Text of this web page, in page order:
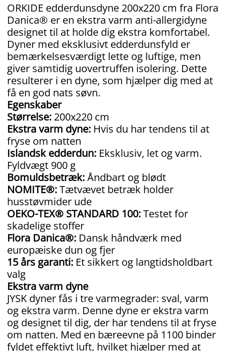
ORKIDE edderdunsdyne 200x220 cm fra Flora
Danica® er en ekstra varm anti-allergidyne
designet til at holde dig ekstra komfortabel.
Dyner med eksklusivt edderdunsfyld er
bemærkelsesværdigt lette og luftige, men
giver samtidig uovertruffen isolering. Dette
resulterer i en dyne, som hjælper dig med at
få en god nats søvn.
Egenskaber
Størrelse: 200x220 cm
Ekstra varm dyne: Hvis du har tendens til at
fryse om natten
Islandsk edderdun: Eksklusiv, let og varm.
Fyldvægt 900 g
Bomuldsbetræk:Åndbart og blødt
NOMITE®:Tætvævet betræk holder
husstøvmider ude
OEKO-TEX® STANDARD 100:Testet for
skadelige stoffer
Flora Danica®: Dansk håndværk med
europæiske dun og fjer
15 års garanti: Et sikkert og langtidsholdbart
valg
Ekstra varm dyne
JYSK dyner fås i tre varmegrader: sval, varm
og ekstra varm. Denne dyne er ekstra varm
og designet til dig, der har tendens til at fryse
om natten. Med en bæreevne på 1100 binder
fyldet effektivt luft, hvilket hjælper med at